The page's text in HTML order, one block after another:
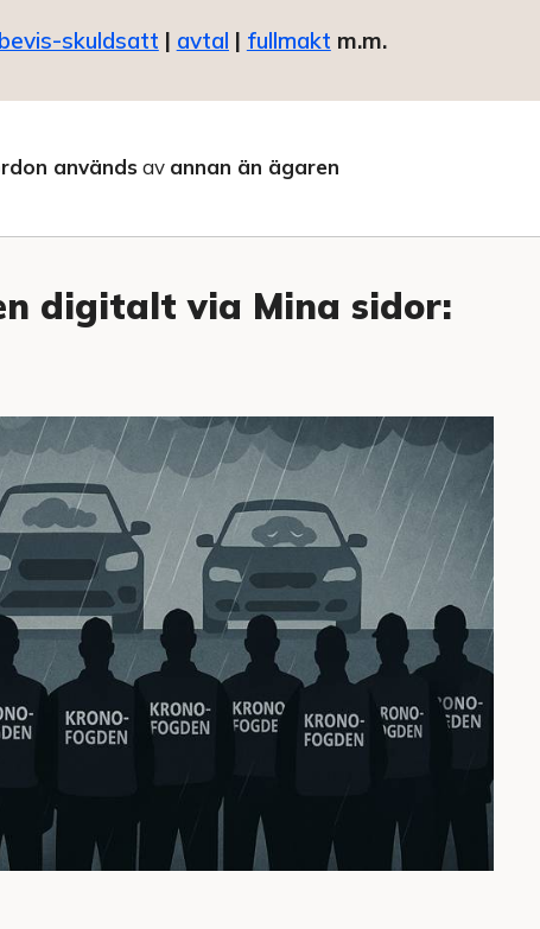
bevis-skuldsatt | avtal | fullmakt m.m.
används av annan än ägaren
digitalt via Mina sidor: